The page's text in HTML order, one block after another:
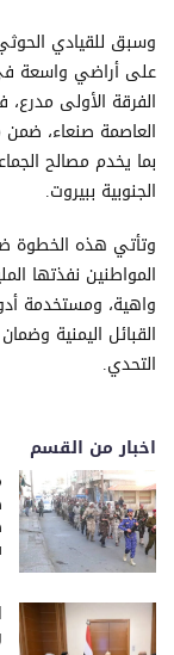
وسبق للقيادي
على أراضي واسعة
الفرقة الأولى
العاصمة صنعاء،
بما يخدم مصالح
الجنوبية ببيروت.
وتأتي هذه الخطوة
المواطنين نفذتها
واهية، ومستخدمة
القبائل اليمنية
التحدي.
اخبار من القسم